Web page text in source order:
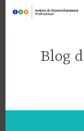
Saltar
Blog